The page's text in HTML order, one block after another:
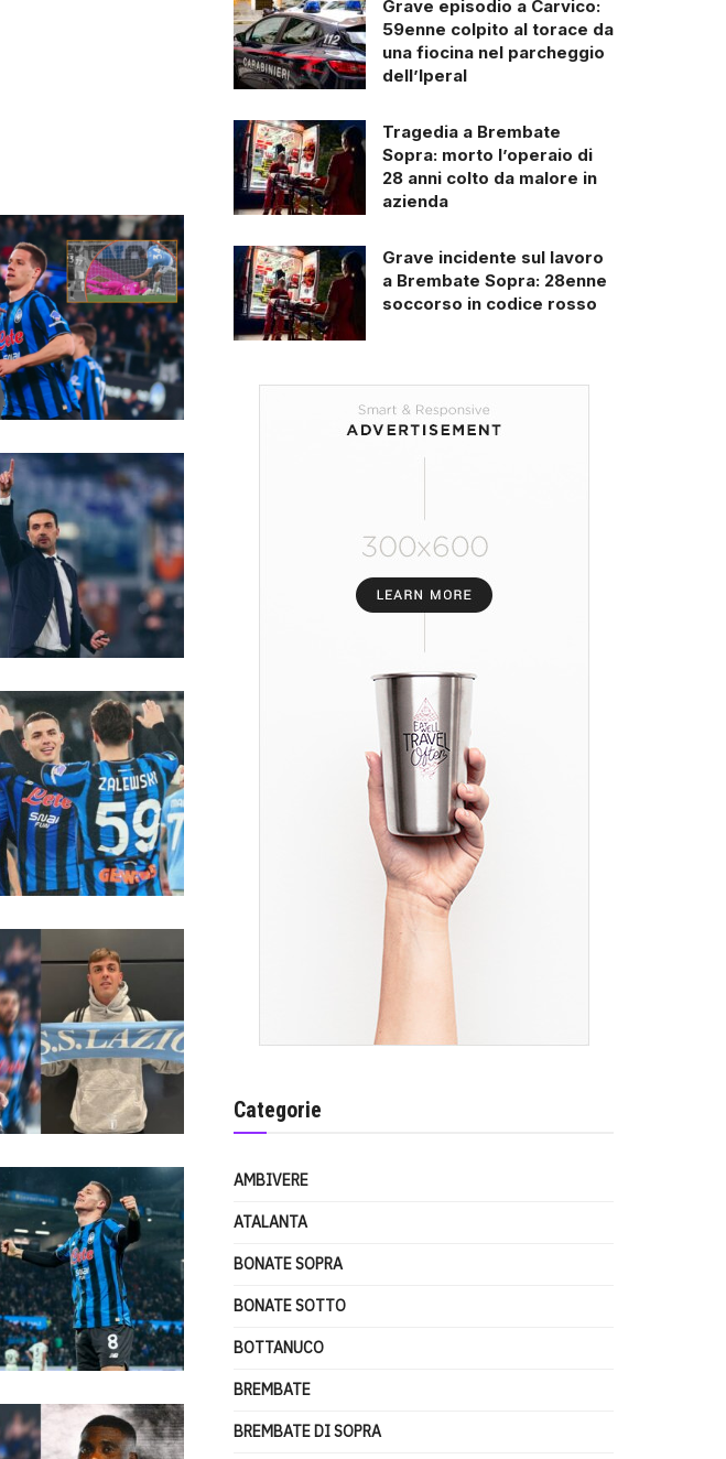
Grave episodio a Carvico:
59enne colpito al torace da
una fiocina nel parcheggio
dell’Iperal
Tragedia a Brembate
Sopra: morto l’operaio di
28 anni colto da malore in
azienda
Grave incidente sul lavoro
a Brembate Sopra: 28enne
soccorso in codice rosso
Categorie
AMBIVERE
ATALANTA
BONATE SOPRA
BONATE SOTTO
BOTTANUCO
BREMBATE
BREMBATE DI SOPRA